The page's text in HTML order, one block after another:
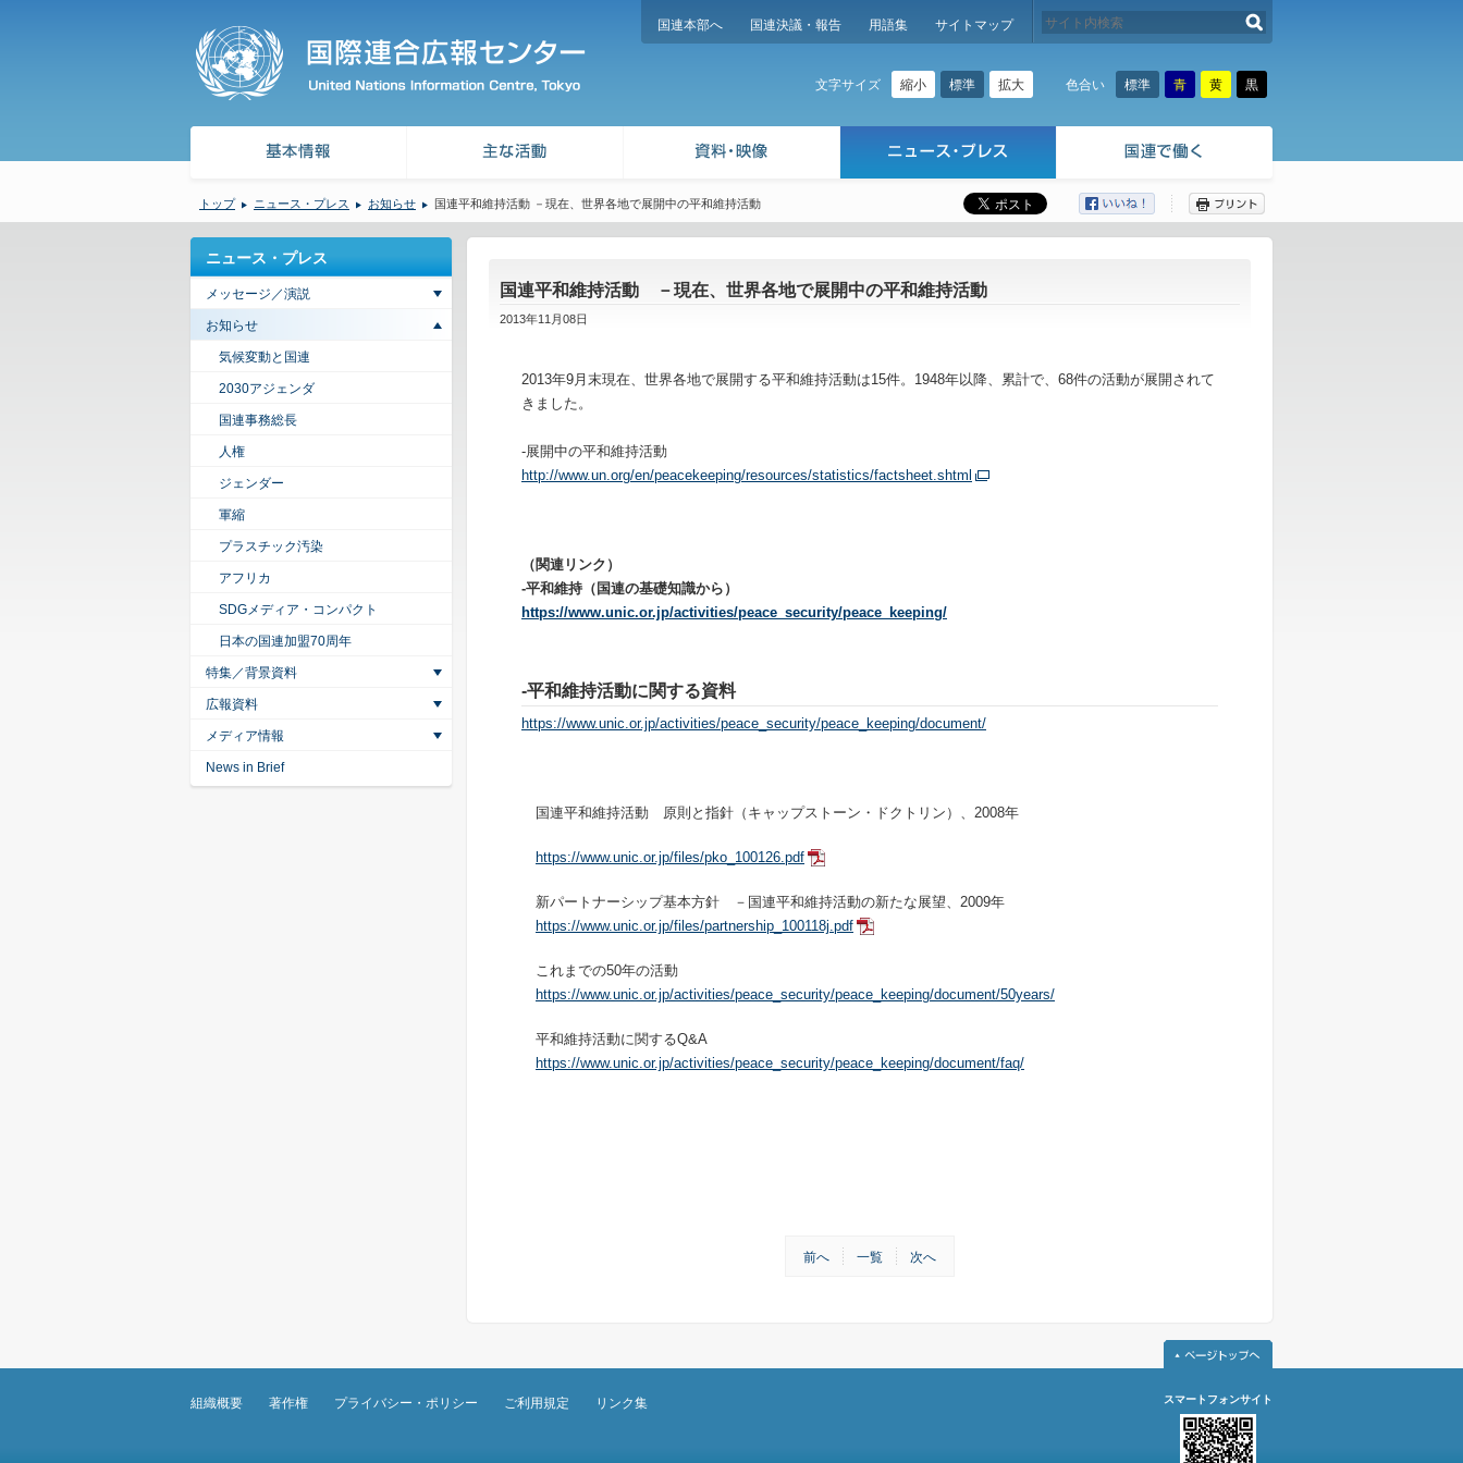
国連本部へ 国連決議・報告 用語集 サイトマップ
文字サイズ 縮小 標準 拡大 色合い 標準 青 黄 黒
トップ ニュース・プレス お知らせ 国連平和維持活動 －現在、世界各地で展開中の平和維持活動
国連平和維持活動 －現在、世界各地で展開中の平和維持活動
2013年11月08日
2013年9月末現在、世界各地で展開する平和維持活動は15件。1948年以降、累計で、68件の活動が展開されて
きました。
-展開中の平和維持活動
http://www.un.org/en/peacekeeping/resources/statistics/factsheet.shtml
（関連リンク）
-平和維持（国連の基礎知識から）
https://www.unic.or.jp/activities/peace_security/peace_keeping/
-平和維持活動に関する資料
https://www.unic.or.jp/activities/peace_security/peace_keeping/document/
国連平和維持活動 原則と指針（キャップストーン・ドクトリン）、2008年
https://www.unic.or.jp/files/pko_100126.pdf
新パートナーシップ基本方針 －国連平和維持活動の新たな展望、2009年
https://www.unic.or.jp/files/partnership_100118j.pdf
これまでの50年の活動
https://www.unic.or.jp/activities/peace_security/peace_keeping/document/50years/
平和維持活動に関するQ&A
https://www.unic.or.jp/activities/peace_security/peace_keeping/document/faq/
前へ 一覧 次へ
ニュース・プレス
メッセージ／演説
お知らせ
気候変動と国連
2030アジェンダ
国連事務総長
人権
ジェンダー
軍縮
プラスチック汚染
アフリカ
SDGメディア・コンパクト
日本の国連加盟70周年
特集／背景資料
広報資料
メディア情報
News in Brief
組織概要 著作権 プライバシー・ポリシー ご利用規定 リンク集 スマートフォンサイト